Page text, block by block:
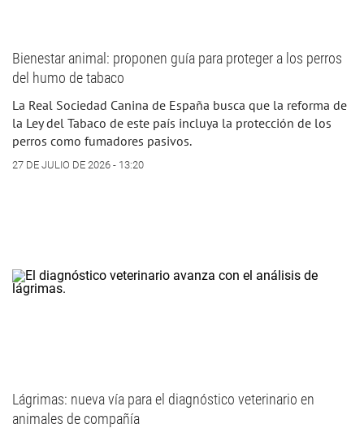
Bienestar animal: proponen guía para proteger a los perros
del humo de tabaco
La Real Sociedad Canina de España busca que la reforma de
la Ley del Tabaco de este país incluya la protección de los
perros como fumadores pasivos.
27 DE JULIO DE 2026 - 13:20
Lágrimas: nueva vía para el diagnóstico veterinario en
animales de compañía